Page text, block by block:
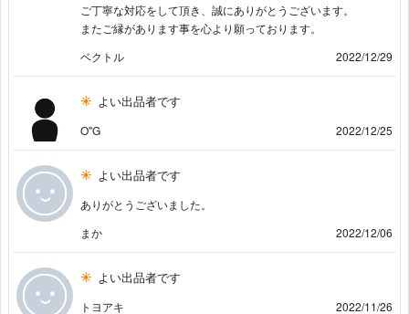
ご丁寧な対応をして頂き、誠にありがとうございます。
またご縁があります事を心より願っております。
ベクトル
2022/12/29
よい出品者です
O"G 2022/12/25
よい出品者です
ありがとうございました。
まか
2022/12/06
よい出品者です
トヨアキ 2022/11/26